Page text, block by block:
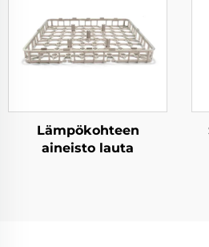
Lämpökohteen
aineisto lauta